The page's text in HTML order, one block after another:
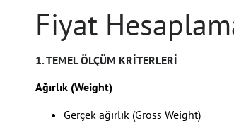
Fiyat
1. TEMEL ÖLÇÜM KRITERLERI
Ağırlık (Weight)
Gerçek ağırlık (Gross Weight)